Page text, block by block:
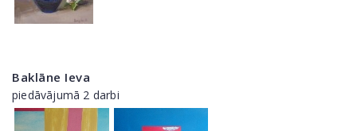
Baklāne Ieva
piedāvājumā 2 darbi